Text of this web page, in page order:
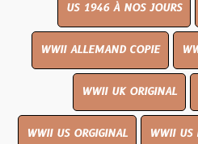
US 1946 À NOS JOURS
WWII ALLEMAND COPIE
WWII UK ORIGINAL
WWII US ORGIGINAL WWII US